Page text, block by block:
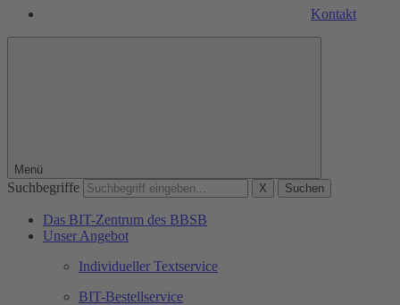
Kontakt
Menü
Suchbegriffe X Suchen
Das BIT-Zentrum des BBSB
Unser Angebot
Individueller Textservice
BIT-Bestellservice